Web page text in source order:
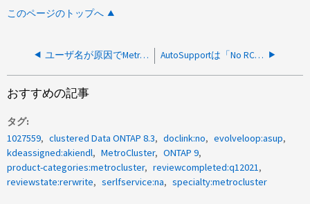
このページのトップへ
ユーザ名が原因でMetroCluster Tiebreaker v1.6のホストの認証に失敗しました AutoSupportは「No RCF file found」と表示する
おすすめの記事
タグ
1027559
clustered Data ONTAP 8.3 doclink:no
evolveloop:asup
kdeassigned:akiendl
MetroCluster
ONTAP 9
product-categories:metrocluster
reviewcompleted:q12021
reviewstate:rerwrite
serlfservice:na specialty:metrocluster